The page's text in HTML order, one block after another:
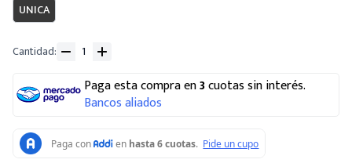
UNICA
Cantidad
Paga esta compra en3cuotas sin interés.
Bancos aliados